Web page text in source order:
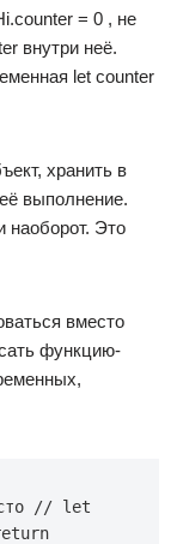
= 0 , не
внутри неё.
let counter
хранить в
выполнение.
наоборот. Это
вместо
функцию-
// let